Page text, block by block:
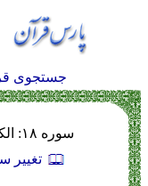
جستجوی
سوره ۱۸: الكهف - جزء ۱۶ - ترجمه فولادوند
تغيير